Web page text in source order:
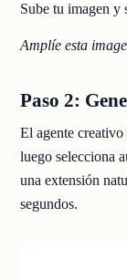
Sube tu imagen y
Amplíe esta
Paso 2:
El agente
luego selecciona
una extensión
segundos.